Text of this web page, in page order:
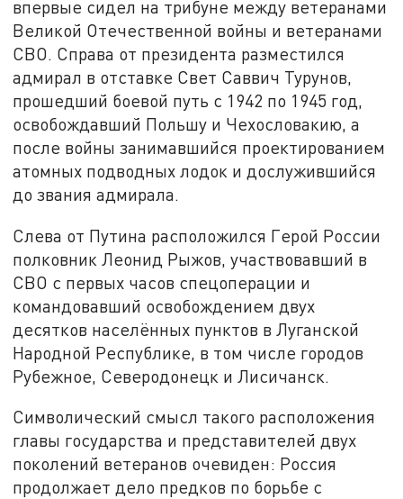
впервые сидел на трибуне между ветеранами
Великой Отечественной войны и ветеранами
СВО. Справа от президента разместился
адмирал в отставке Свет Саввич Турунов,
прошедший боевой путь с 1942 по 1945 год,
освобождавший Польшу и Чехословакию, а
после войны занимавшийся проектированием
атомных подводных лодок и дослужившийся
до звания адмирала.
Слева от Путина расположился Герой России
полковник Леонид Рыжов, участвовавший в
СВО с первых часов спецоперации и
командовавший освобождением двух
десятков населённых пунктов в Луганской
Народной Республике, в том числе городов
Рубежное, Северодонецк и Лисичанск.
Символический смысл такого расположения
главы государства и представителей двух
поколений ветеранов очевиден: Россия
продолжает дело предков по борьбе с